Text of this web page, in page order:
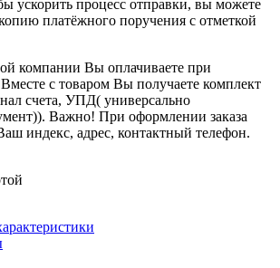
ускорить процесс отправки, вы можете
платёжного поручения с отметкой
компании Вы оплачиваете при
с товаром Вы получаете комплект
счета, УПД( универсально
Важно! При оформлении заказа
индекс, адрес, контактный телефон.